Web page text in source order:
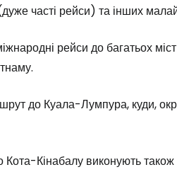
часті рейси) та інших
рейси до багатьох
до Куала-Лумпура, куди,
Кінабалу виконують
до
туристична спільнота